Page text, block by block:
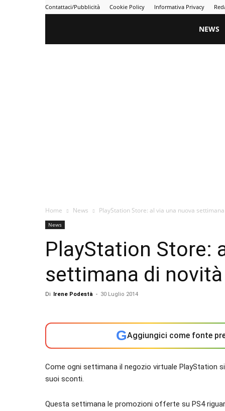
Contattaci/Pubblicità Cookie Policy Informativa Privacy
NEWS
Home News PlayStation Store: al via una nuova
News
PlayStation Store:
settimana di
Di Irene Podestà - 30 Luglio 2014
GAggiungici come fonte
Come ogni settimana il negozio virtuale PlayStation
suoi sconti.
Questa settimana le promozioni offerte su PS4